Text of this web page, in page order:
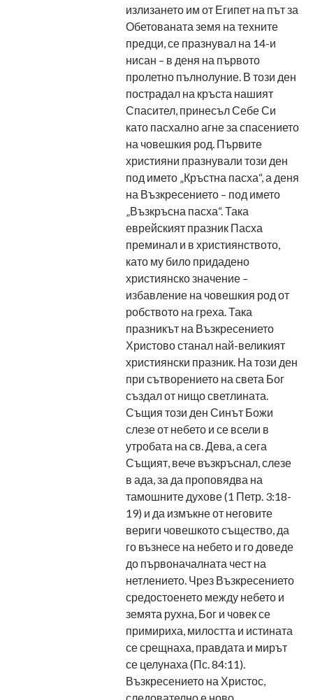
излизането им от Египет на път за
Обетованата земя на техните
предци, се празнувал на 14-и
нисан – в деня на първото
пролетно пълнолуние. В този ден
пострадал на кръста нашият
Спасител, принесъл Себе Си
като пасхално агне за спасението
на човешкия род. Първите
християни празнували този ден
под името „Кръстна пасха“, а деня
на Възкресението – под името
„Възкръсна пасха“. Така
еврейският празник Пасха
преминал и в християнството,
като му било придадено
християнско значение –
избавление на човешкия род от
робството на греха. Така
празникът на Възкресението
Христово станал най-великият
християнски празник. На този ден
при сътворението на света Бог
създал от нищо светлината.
Същия този ден Синът Божи
слезе от небето и се всели в
утробата на св. Дева, а сега
Същият, вече възкръснал, слезе
в ада, за да проповядва на
тамошните духове (1 Петр. 3:18-
19) и да измъкне от неговите
вериги човешкото същество, да
го възнесе на небето и го доведе
до първоначалната чест на
нетлението. Чрез Възкресението
средостоенето между небето и
земята рухна, Бог и човек се
примириха, милостта и истината
се срещнаха, правдата и мирът
се целунаха (Пс. 84:11).
Възкресението на Христос,